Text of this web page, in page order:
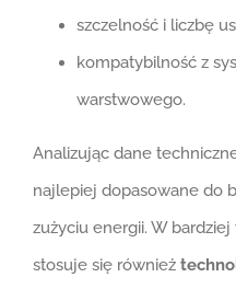
szczelność i liczbę
kompatybilność z
warstwowego.
Analizując dane
najlepiej dopasowane do
zużyciu energii. W
stosuje się również